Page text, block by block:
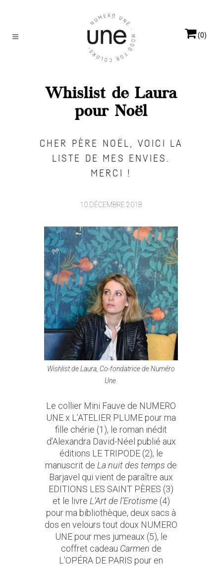
(0)
Whislist de Laura
pour Noël
CHER PÈRE NOËL, VOICI LA
LISTE DE MES ENVIES.
MERCI !
10 DÉCEMBRE 2018
Wishlist de Laura, Co-fondatrice de Numéro
Une.
Le collier Mini Fauve de NUMERO
UNE x L’ATELIER PLUME pour ma
fille chérie (1), le roman inédit
d’Alexandra David-Néel publié aux
éditions LE TRIPODE (2), le
manuscrit de La nuit des temps de
Barjavel qui vient de paraître aux
EDITIONS LES SAINT PÈRES (3)
et le livre L’Art de l’Erotisme (4)
pour ma bibliothèque, deux sacs à
dos en velours tout doux NUMERO
UNE pour mes jumeaux (5), le
coffret cadeau Carmen de
L’OPÉRA DE PARIS pour en